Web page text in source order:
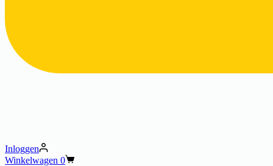
Inloggen
Winkelwagen 0